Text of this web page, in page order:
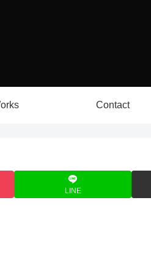
Contact
LINE